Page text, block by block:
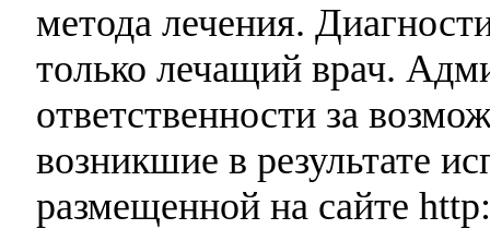
метода лечения.
только лечащий врач.
ответственности за
возникшие в результате
размещенной на сайте